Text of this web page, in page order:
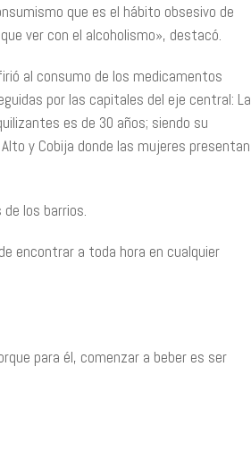
que es el hábito obsesivo de
ver con el alcoholismo», destacó.
al consumo de los medicamentos
por las capitales del eje central: La
es de 30 años; siendo su
y Cobija donde las mujeres presentan
los barrios.
encontrar a toda hora en cualquier
para él, comenzar a beber es ser